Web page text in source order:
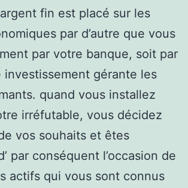
fin est placé sur les
par d’autre que vous
par votre banque, soit par
investissement gérante les
quand vous installez
irréfutable, vous décidez
vos souhaits et êtes
par conséquent l’occasion de
actifs qui vous sont connus